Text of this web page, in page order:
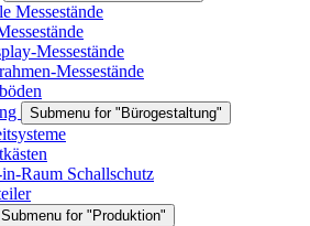
Messestände
Messestände
Messestände
Submenu for "Bürogestaltung"
Raum Schallschutz
Submenu for "Produktion"